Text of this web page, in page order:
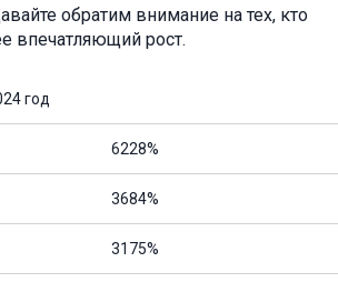
обратим внимание на тех, кто
впечатляющий рост.
год
6228%
3684%
3175%